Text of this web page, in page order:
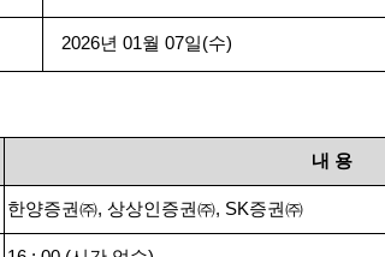
2026년01월07일(수)
내 용
한양증권㈜, 상상인증권㈜, SK증권㈜